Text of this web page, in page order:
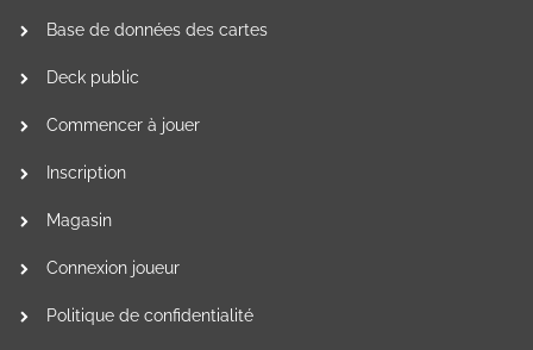
Base de données des cartes
Deck public
Commencer à jouer
Inscription
Magasin
Connexion joueur
Politique de confidentialité